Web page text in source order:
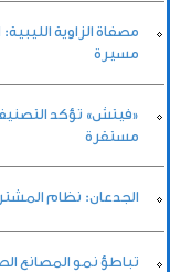
مصفاة الزاوية
مسيرة
مستقرة
الجدعان: نظام
تباطؤ نمو المصانع